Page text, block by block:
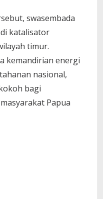
swasembada
katalisator
timur.
kemandirian energi
nasional,
bagi
Papua